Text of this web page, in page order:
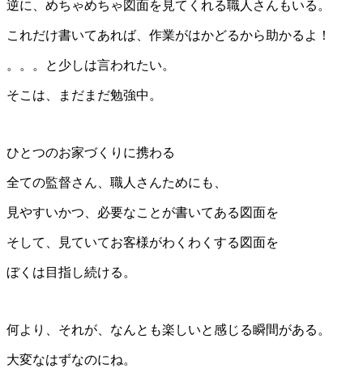
逆に、めちゃめちゃ図面を見てくれる職人さんもいる。
これだけ書いてあれば、作業がはかどるから助かるよ！
。。。と少しは言われたい。
そこは、まだまだ勉強中。
ひとつのお家づくりに携わる
全ての監督さん、職人さんためにも、
見やすいかつ、必要なことが書いてある図面を
そして、見ていてお客様がわくわくする図面を
ぼくは目指し続ける。
何より、それが、なんとも楽しいと感じる瞬間がある。
大変なはずなのにね。